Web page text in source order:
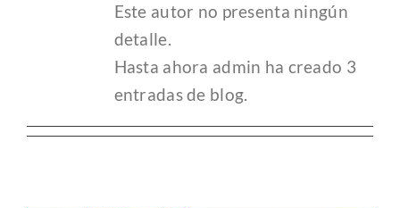
CONTACTO
Este autor no presenta ningún
detalle.
Hasta ahora admin ha creado 3
entradas de blog.